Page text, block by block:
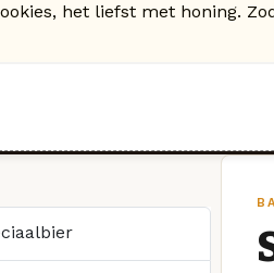
het liefst met honing.